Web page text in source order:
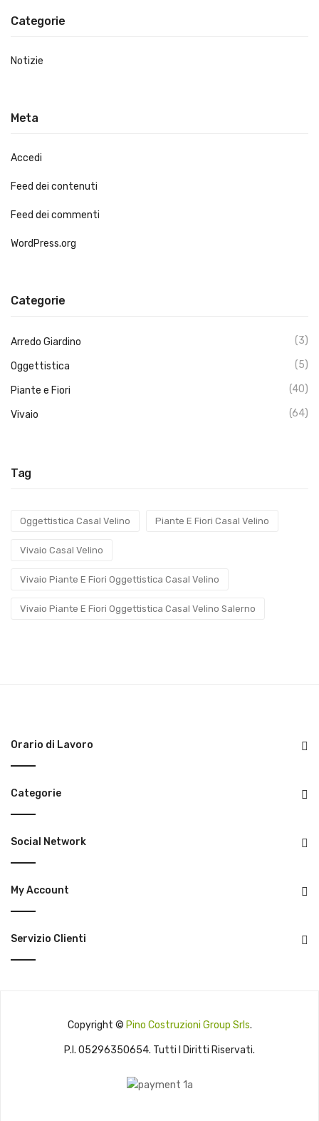
Categorie
Notizie
Meta
Accedi
Feed dei contenuti
Feed dei commenti
WordPress.org
Categorie
Arredo Giardino (3)
Oggettistica (5)
Piante e Fiori (40)
Vivaio (64)
Tag
Oggettistica Casal Velino Piante E Fiori Casal Velino
Vivaio Casal Velino
Vivaio Piante E Fiori Oggettistica Casal Velino
Vivaio Piante E Fiori Oggettistica Casal Velino Salerno
Orario di Lavoro
Categorie
Social Network
My Account
Servizio Clienti
Copyright © Pino Costruzioni Group Srls.
P.I. 05296350654. Tutti I Diritti Riservati.